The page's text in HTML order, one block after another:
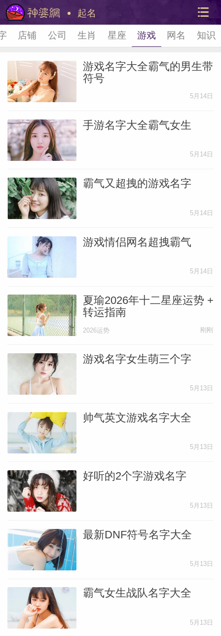
美国神
婆星座
起名
航
店铺 公司 生肖 星座 游戏 网名 知识
游戏名字大全霸气的男生带
符号
5月14日
手游名字大全霸气女生
5月14日
霸气又超拽的游戏名字
5月14日
游戏情侣网名超拽霸气
5月14日
夏瑜2026年十二星座运势 +
转运指南
2026运势 刚刚
游戏名字女生萌三个字
5月13日
帅气英文游戏名字大全
5月13日
好听的2个字游戏名字
5月13日
最新DNF符号名字大全
5月13日
霸气女生战队名字大全
5月13日